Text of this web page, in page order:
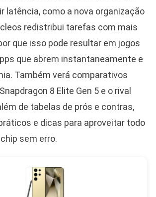
latência, como a nova organização
redistribui tarefas com mais
que isso pode resultar em jogos
que abrem instantaneamente e
Também verá comparativos
8 Elite Gen 5 e o rival
de tabelas de prós e contras,
e dicas para aproveitar todo
sem erro.